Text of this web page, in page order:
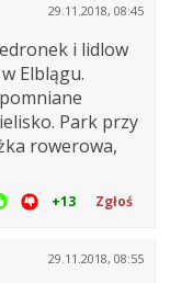
29.11.2018, 08:45
i lidlow
Elblągu.
Park przy
rowerowa,
+13 Zgłoś
29.11.2018, 08:55